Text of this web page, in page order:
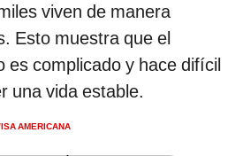
viven de manera
Esto muestra que el
es complicado y hace difícil
una vida estable.
AMERICANA